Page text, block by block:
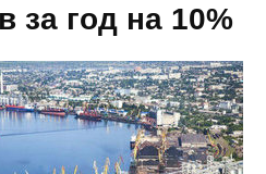
за год на 10%